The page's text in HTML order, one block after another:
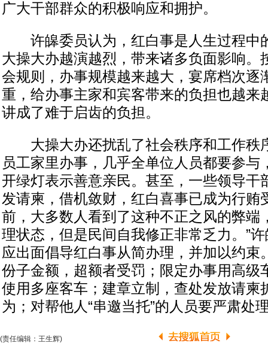
广大干部群众的积极响应和拥护。
许皞委员认为，红白事是人生过程中
大操大办越演越烈，带来诸多负面影响。
会规则，办事规模越来越大，宴席档次逐
重，给办事主家和宾客带来的负担也越来
讲成了难于启齿的负担。
大操大办还扰乱了社会秩序和工作秩
员工家里办事，几乎全单位人员都要参与
开绿灯表示善意亲民。甚至，一些领导干
发请柬，借机敛财，红白喜事已成为行贿
前，大多数人看到了这种不正之风的弊端
理状态，但是民间自我修正非常乏力。”
应出面倡导红白事从简办理，并加以约束
份子金额，超额者受罚；限定办事用高级
使用多座客车；建章立制，查处发放请柬
为；对帮他人“串邀当托”的人员要严肃处
(责任编辑：王生辉)